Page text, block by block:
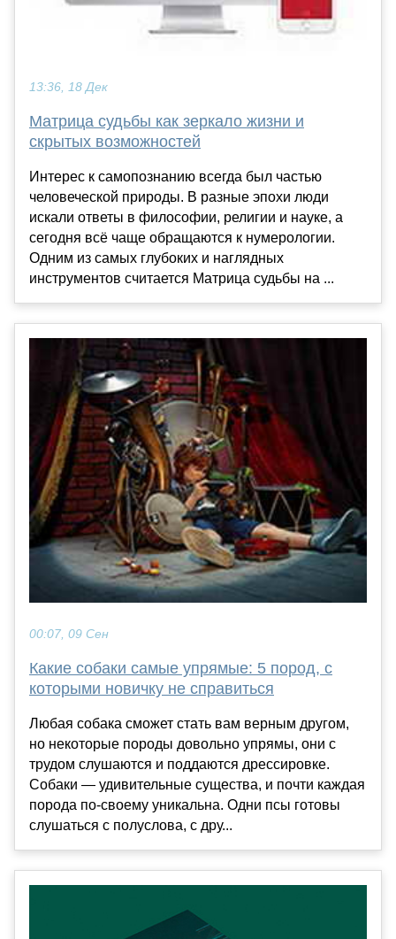
13:36, 18 Дек
Матрица судьбы как зеркало жизни и
скрытых возможностей
Интерес к самопознанию всегда был частью
человеческой природы. В разные эпохи люди
искали ответы в философии, религии и науке, а
сегодня всё чаще обращаются к нумерологии.
Одним из самых глубоких и наглядных
инструментов считается Матрица судьбы на ...
00:07, 09 Сен
Какие собаки самые упрямые: 5 пород, с
которыми новичку не справиться
Любая собака сможет стать вам верным другом,
но некоторые породы довольно упрямы, они с
трудом слушаются и поддаются дрессировке.
Собаки — удивительные существа, и почти каждая
порода по-своему уникальна. Одни псы готовы
слушаться с полуслова, с дру...